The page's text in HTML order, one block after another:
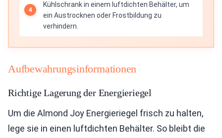
Kühlschrank in einem luftdichten Behälter, um
ein Austrocknen oder Frostbildung zu
verhindern.
Aufbewahrungsinformationen
Richtige Lagerung der Energieriegel
Um die Almond Joy Energieriegel frisch zu halten,
lege sie in einen luftdichten Behälter. So bleibt die